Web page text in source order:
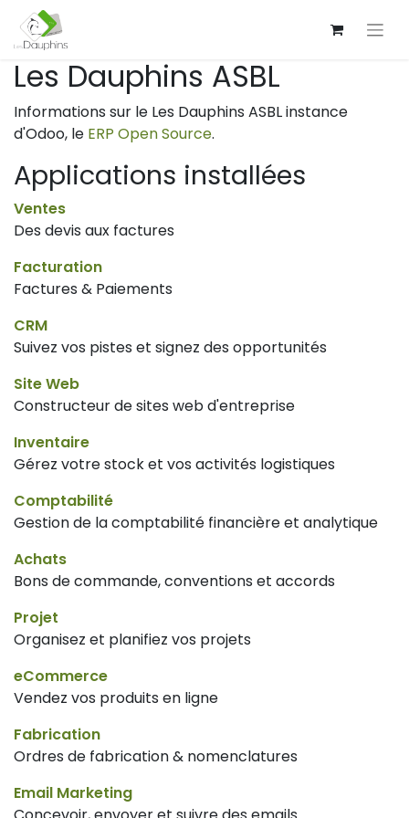
Les Dauphins ASBL
Informations sur le Les Dauphins ASBL instance
d'Odoo, le ERP Open Source.
Applications installées
Ventes
Des devis aux factures
Facturation
Factures & Paiements
CRM
Suivez vos pistes et signez des opportunités
Site Web
Constructeur de sites web d'entreprise
Inventaire
Gérez votre stock et vos activités logistiques
Comptabilité
Gestion de la comptabilité financière et analytique
Achats
Bons de commande, conventions et accords
Projet
Organisez et planifiez vos projets
eCommerce
Vendez vos produits en ligne
Fabrication
Ordres de fabrication & nomenclatures
Email Marketing